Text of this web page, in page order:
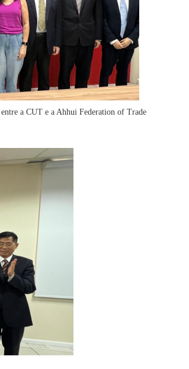
a CUT e a Ahhui Federation of Trade